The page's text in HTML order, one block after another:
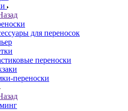
для переносок
переноски
переноски